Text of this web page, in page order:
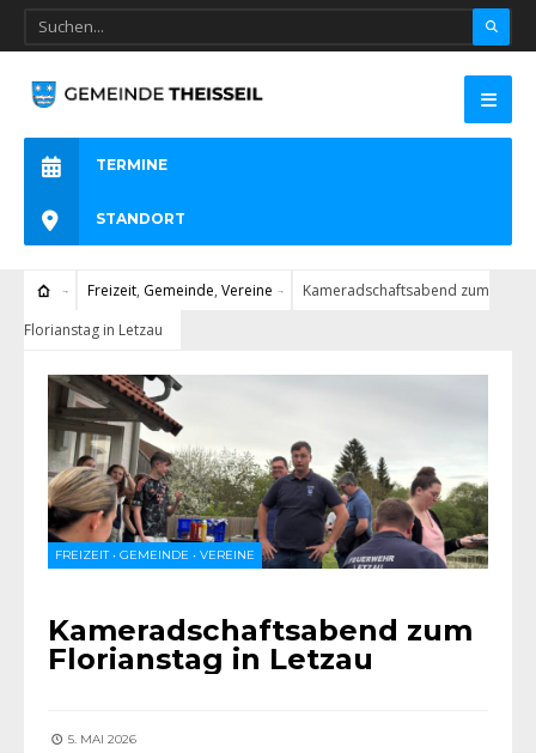
TERMINE
STANDORT
Freizeit, Gemeinde, Vereine
Kameradschaftsabend zum
Florianstag in Letzau
FREIZEIT• GEMEINDE • VEREINE
Kameradschaftsabend zum
Florianstag in Letzau
5. MAI 2026